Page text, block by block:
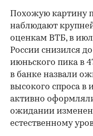
Похожую картину
наблюдают
оценкам ВТБ, в
России снизился
июньского пика в
в банке назвали
высокого спроса в
активно
ожидании
естественному